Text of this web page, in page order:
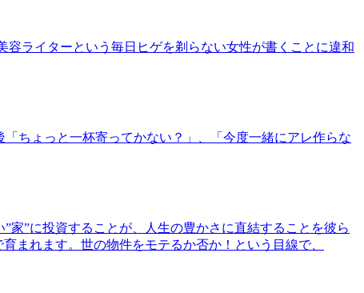
ライターという毎日ヒゲを剃らない女性が書くことに違和
ちょっと一杯寄ってかない？」、「今度一緒にアレ作らな
”に投資することが、人生の豊かさに直結することを彼ら
まれます。世の物件をモテるか否か！という目線で、